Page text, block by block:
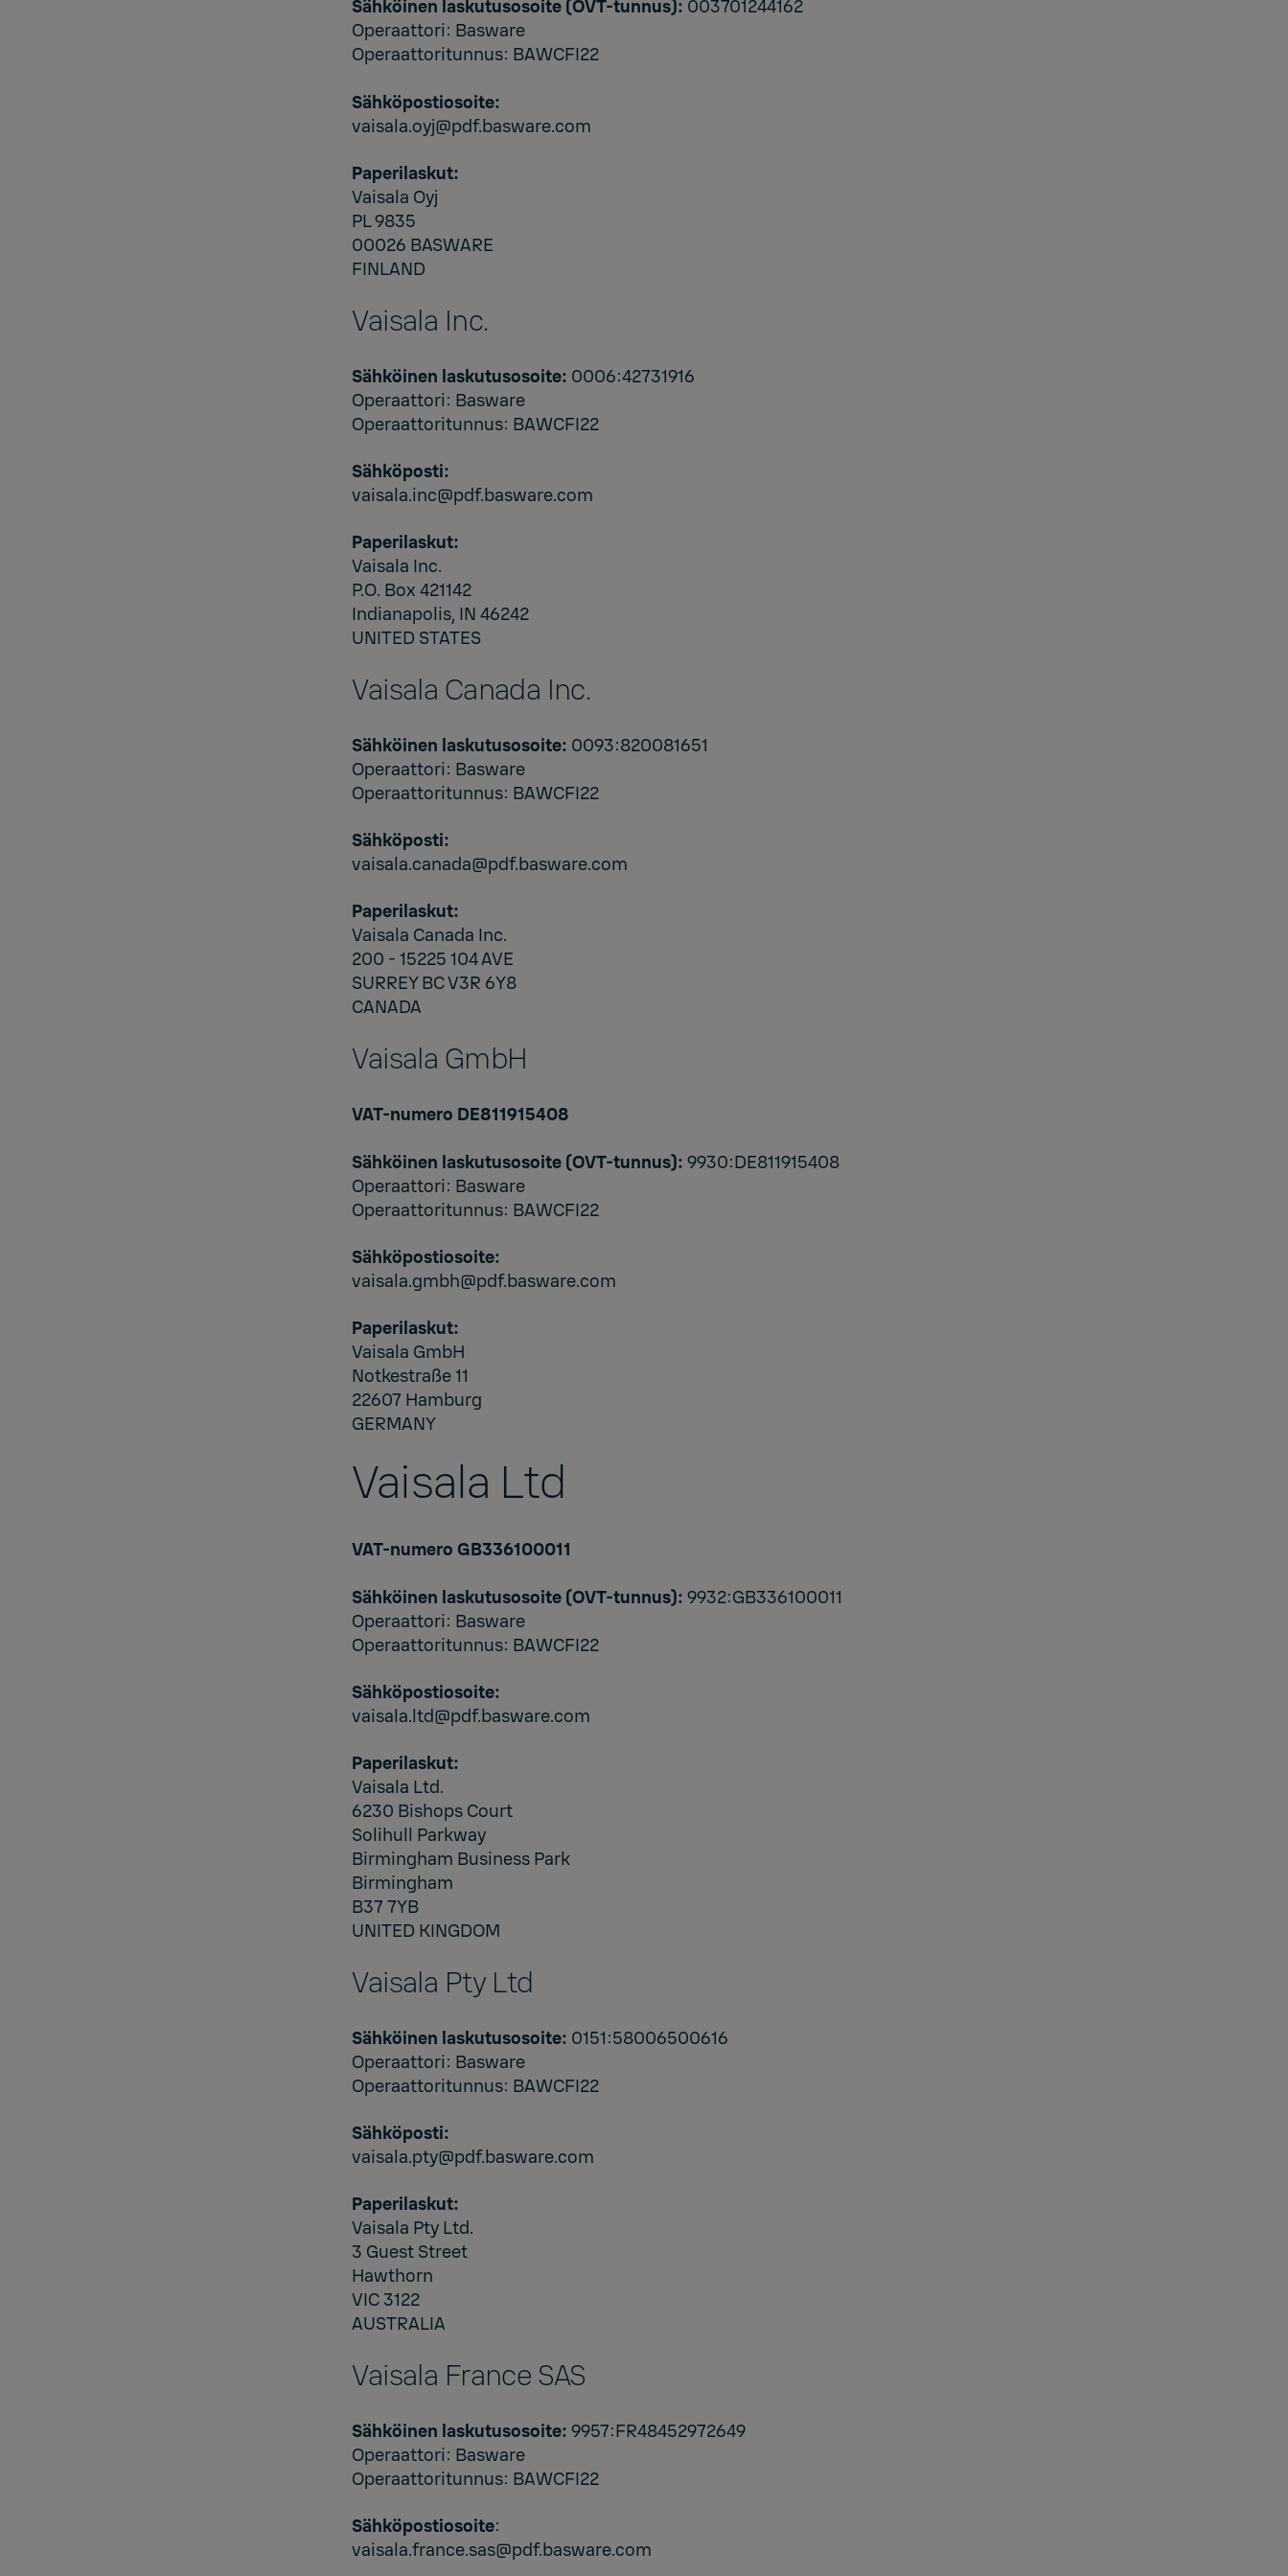
Sähköinen laskutusosoite (OVT-tunnus): 003701244162
Operaattori: Basware
Operaattoritunnus: BAWCFI22
Sähköpostiosoite:
vaisala.oyj@pdf.basware.com
Paperilaskut:
Vaisala Oyj
PL 9835
00026 BASWARE
FINLAND
Vaisala Inc.
Sähköinen laskutusosoite: 0006:42731916
Operaattori: Basware
Operaattoritunnus: BAWCFI22
Sähköposti:
vaisala.inc@pdf.basware.com
Paperilaskut:
Vaisala Inc.
P.O. Box 421142
Indianapolis, IN 46242
UNITED STATES
Vaisala Canada Inc.
Sähköinen laskutusosoite: 0093:820081651
Operaattori: Basware
Operaattoritunnus: BAWCFI22
Sähköposti:
vaisala.canada@pdf.basware.com
Paperilaskut:
Vaisala Canada Inc.
200 - 15225 104 AVE
SURREY BC V3R 6Y8
CANADA
Vaisala GmbH
VAT-numero DE811915408
Sähköinen laskutusosoite (OVT-tunnus): 9930:DE811915408
Operaattori: Basware
Operaattoritunnus: BAWCFI22
Sähköpostiosoite:
vaisala.gmbh@pdf.basware.com
Paperilaskut:
Vaisala GmbH
Notkestraße 11
22607 Hamburg
GERMANY
Vaisala Ltd
VAT-numero GB336100011
Sähköinen laskutusosoite (OVT-tunnus): 9932:GB336100011
Operaattori: Basware
Operaattoritunnus: BAWCFI22
Sähköpostiosoite:
vaisala.ltd@pdf.basware.com
Paperilaskut:
Vaisala Ltd.
6230 Bishops Court
Solihull Parkway
Birmingham Business Park
Birmingham
B37 7YB
UNITED KINGDOM
Vaisala Pty Ltd
Sähköinen laskutusosoite: 0151:58006500616
Operaattori: Basware
Operaattoritunnus: BAWCFI22
Sähköposti:
vaisala.pty@pdf.basware.com
Paperilaskut:
Vaisala Pty Ltd.
3 Guest Street
Hawthorn
VIC 3122
AUSTRALIA
Vaisala France SAS
Sähköinen laskutusosoite:9957:FR48452972649
Operaattori: Basware
Operaattoritunnus: BAWCFI22
Sähköpostiosoite:
vaisala.france.sas@pdf.basware.com